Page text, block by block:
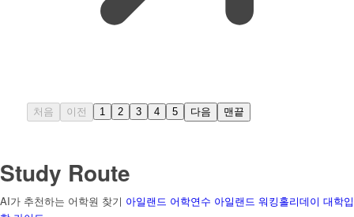
처음 이전 1 2 3 4 5 다음 맨끝
Study Route
AI가 추천하는 어학원 찾기 아일랜드 어학연수 아일랜드 워킹홀리데이 대학입